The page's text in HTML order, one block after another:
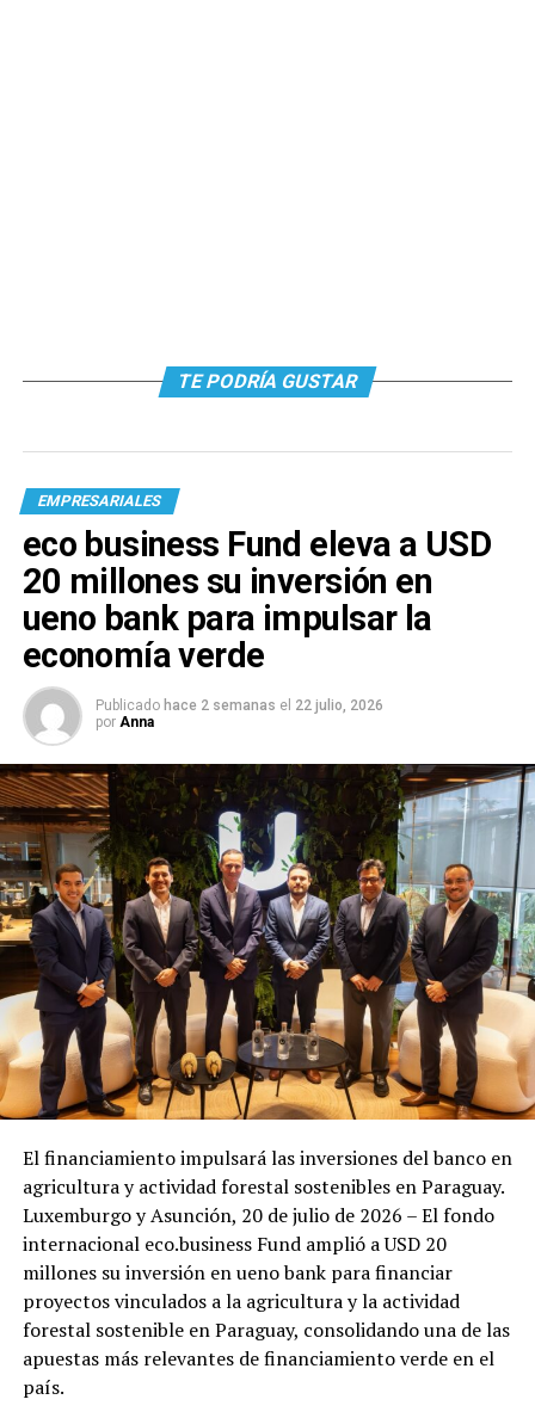
TE PODRÍA GUSTAR
EMPRESARIALES
eco business Fund eleva a USD
20 millones su inversión en
ueno bank para impulsar la
economía verde
Publicado hace 2 semanas el 22 julio, 2026
por Anna
El financiamiento impulsará las inversiones del banco en
agricultura y actividad forestal sostenibles en Paraguay.
Luxemburgo y Asunción, 20 de julio de 2026 – El fondo
internacional eco.business Fund amplió a USD 20
millones su inversión en ueno bank para financiar
proyectos vinculados a la agricultura y la actividad
forestal sostenible en Paraguay, consolidando una de las
apuestas más relevantes de financiamiento verde en el
país.